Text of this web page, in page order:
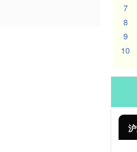
7
8
9
10